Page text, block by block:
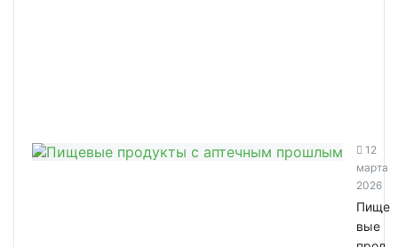
12
марта
2026
Пище
вые